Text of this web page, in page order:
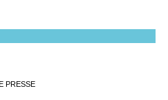
PRESSE